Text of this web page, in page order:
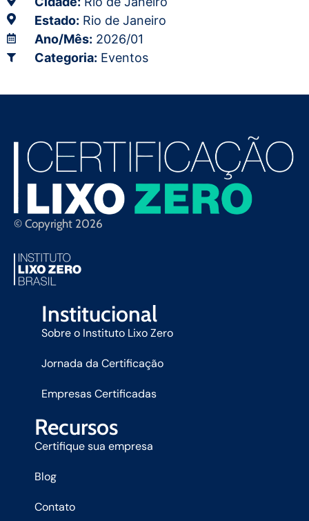
Estado: Rio de Janeiro
Ano/Mês: 2026/01
Categoria: Eventos
© Copyright 2026
Institucional
Sobre o Instituto Lixo Zero
Jornada da Certificação
Empresas Certificadas
Recursos
Certifique sua empresa
Blog
Contato